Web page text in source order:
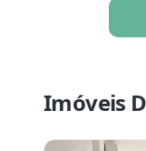
Imóveis